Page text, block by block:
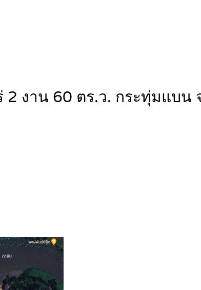
งาน 60 ตร.ว. กระทุ่มแบน